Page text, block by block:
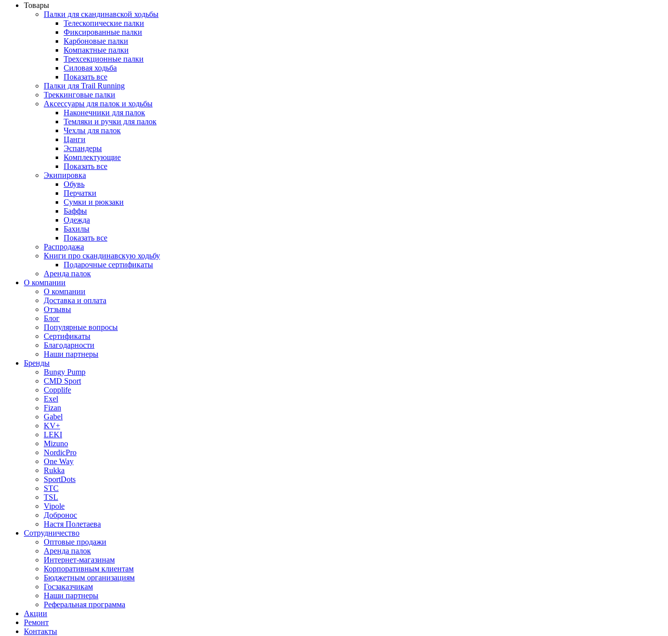
Товары
Палки для скандинавской ходьбы
Телескопические палки
Фиксированные палки
Карбоновые палки
Компактные палки
Трехсекционные палки
Силовая ходьба
Показать все
Палки для Trail Running
Треккинговые палки
Аксессуары для палок и ходьбы
Наконечники для палок
Темляки и ручки для палок
Чехлы для палок
Цанги
Эспандеры
Комплектующие
Показать все
Экипировка
Обувь
Перчатки
Сумки и рюкзаки
Баффы
Одежда
Бахилы
Показать все
Распродажа
Книги про скандинавскую ходьбу
Подарочные сертификаты
Аренда палок
О компании
О компании
Доставка и оплата
Отзывы
Блог
Популярные вопросы
Сертификаты
Благодарности
Наши партнеры
Бренды
Bungy Pump
CMD Sport
Copplife
Exel
Fizan
Gabel
KV+
LEKI
Mizuno
NordicPro
One Way
Rukka
SportDots
STC
TSL
Vipole
Добронос
Настя Полетаева
Сотрудничество
Оптовые продажи
Аренда палок
Интернет-магазинам
Корпоративным клиентам
Бюджетным организациям
Госзаказчикам
Наши партнеры
Реферальная программа
Акции
Ремонт
Контакты